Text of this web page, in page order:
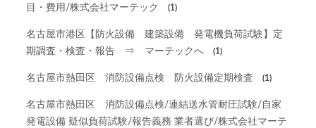
目・費用/株式会社マーテック
(1)
名古屋市港区【防火設備 建築設備 発電機負荷試験】定
期調査・検査・報告 ⇒ マーテックへ
(1)
名古屋市熱田区 消防設備点検 防火設備定期検査 (1)
名古屋市熱田区 消防設備点検/連結送水管耐圧試験/自家
発電設備 疑似負荷試験/報告義務 業者選び/株式会社マーテ